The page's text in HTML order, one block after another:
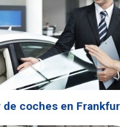
de coches en